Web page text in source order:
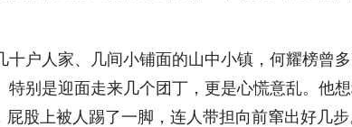
人家、几间小铺面的山中小镇，何耀榜曾多
特别是迎面走来几个团丁，更是心慌意乱。他
股上被人踢了一脚，连人带担向前窜出好几步